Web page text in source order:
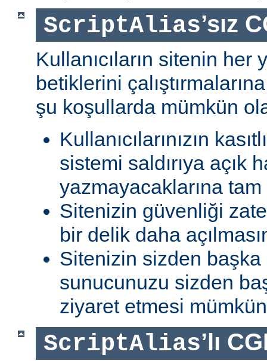
ScriptAlias’sız
Kullanıcıların sitenin her
betiklerini
şu koşullarda mümkün
Kullanıcılarınızın
sistemi saldırıya açık
yazmayacaklarına
Sitenizin güvenliği
bir delik daha
Sitenizin sizden başka
sunucunuzu sizden
ziyaret etmesi
ScriptAlias’lı